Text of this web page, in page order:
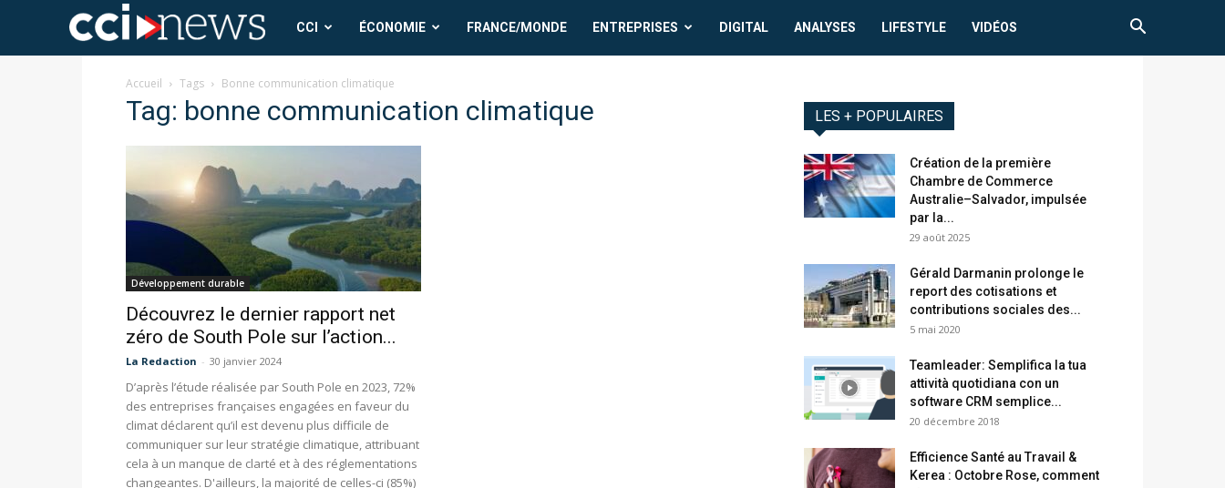
CCI
News
CCI ÉCONOMIE FRANCE/MONDE ENTREPRISES DIGITAL ANALYSES LIFESTYLE VIDÉOS
Accueil Tags Bonne communication climatique
Tag: bonne communication climatique
Développement durable
Découvrez le dernier rapport net
zéro de South Pole sur l’action...
La Redaction - 30 janvier 2024
D’après l’étude réalisée par South Pole en 2023, 72%
des entreprises françaises engagées en faveur du
climat déclarent qu’il est devenu plus difficile de
communiquer sur leur stratégie climatique, attribuant
cela à un manque de clarté et à des réglementations
changeantes. D'ailleurs, la majorité de celles-ci (85%)
LES + POPULAIRES
Création de la première
Chambre de Commerce
Australie–Salvador, impulsée
par la...
29 août 2025
Gérald Darmanin prolonge le
report des cotisations et
contributions sociales des...
5 mai 2020
Teamleader: Semplifica la tua
attività quotidiana con un
software CRM semplice...
20 décembre 2018
Efficience Santé au Travail &
Kerea : Octobre Rose, comment